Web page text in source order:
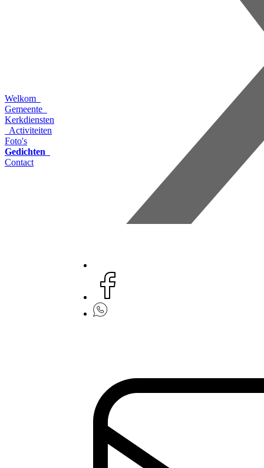
Welkom
Gemeente
Kerkdiensten
Activiteiten
Foto's
Gedichten
Contact